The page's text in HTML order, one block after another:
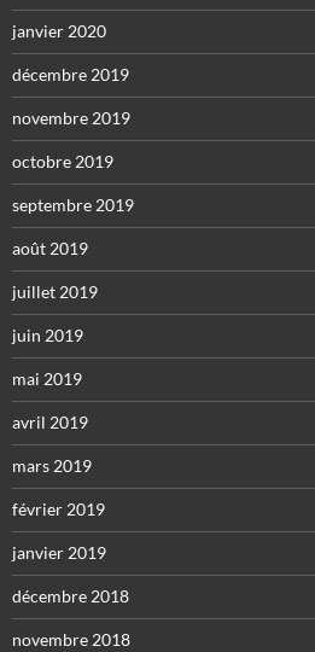
janvier 2020
décembre 2019
novembre 2019
octobre 2019
septembre 2019
août 2019
juillet 2019
juin 2019
mai 2019
avril 2019
mars 2019
février 2019
janvier 2019
décembre 2018
novembre 2018